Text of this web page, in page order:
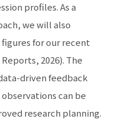
profiles. As a
we will also
for our recent
2026). The
driven feedback
can be
research planning.